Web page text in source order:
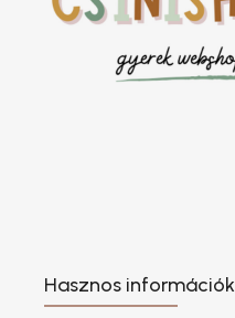
Hasznos információk